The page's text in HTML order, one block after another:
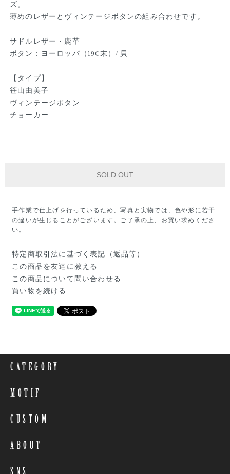
ズ。
薄めのレザーとヴィンテージボタンの組み合わせです。
サドルレザー・鹿革
ボタン：ヨーロッパ（19C末）/ 貝
【タイプ】
笹山由美子
ヴィンテージボタン
チョーカー
SOLD OUT
手作業で仕上げを行っているため、写真と実物では、色や形に若干
の違いが生じることがございます。ご了承の上、お買い求めくださ
い。
特定商取引法に基づく表記（返品等）
この商品を友達に教える
この商品について問い合わせる
買い物を続ける
CATEGORY
MOTIF
CUSTOM
ABOUT
SNS